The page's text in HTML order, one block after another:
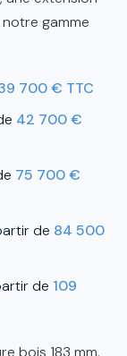
gamme
700 € TTC
42 700 €
75 700 €
de 84 500
de 109
bois 183 mm,